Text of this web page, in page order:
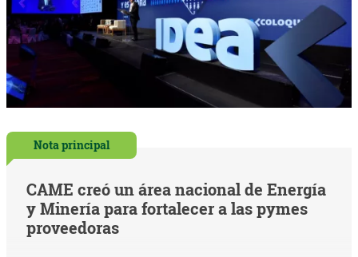
Nota principal
CAME creó un área nacional de Energía
y Minería para fortalecer a las pymes
proveedoras